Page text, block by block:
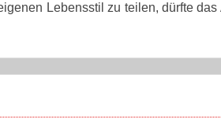
Lebensstil zu teilen, dürfte